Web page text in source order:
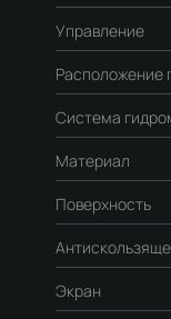
Управление
Расположение
Система
Материал
Поверхность
Экран